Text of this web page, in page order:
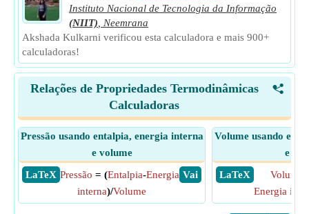
Instituto Nacional de Tecnologia da Informação
(NIIT)
Neemrana
Akshada Kulkarni verificou esta calculadora e mais 900+
calculadoras!
<
Relações de Propriedades Termodinâmicas
Calculadoras
Pressão usando entalpia, energia interna
e volume
​ LaTeX
​ Vai
Pressão = (Entalpia-Energia
interna)/Volume
Volume usando
e
​ LaTeX
Volume
Energia